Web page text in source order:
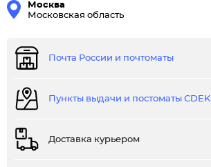
Москва
Московская область
Почта России и почтоматы
Пункты выдачи и постоматы CDEK
Доставка курьером